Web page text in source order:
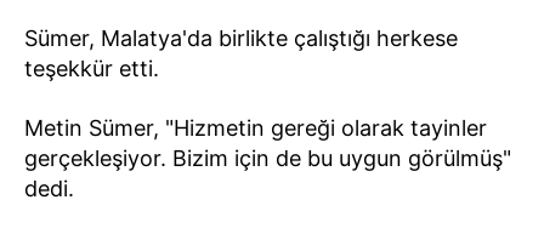
Sümer, Malatya'da birlikte çalıştığı herkese
teşekkür etti.
Metin Sümer, "Hizmetin gereği olarak tayinler
gerçekleşiyor. Bizim için de bu uygun görülmüş"
dedi.